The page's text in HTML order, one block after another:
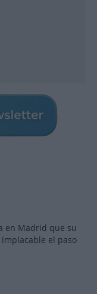
en Madrid que su
el paso